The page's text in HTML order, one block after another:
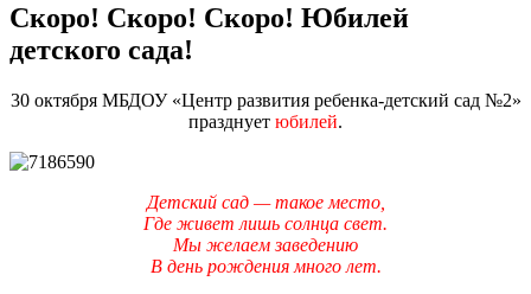
Скоро! Скоро! Скоро! Юбилей
детского сада!
30 октября МБДОУ «Центр развития ребенка-детский сад №2»
празднует юбилей.
Детский сад — такое место,
Где живет лишь солнца свет.
Мы желаем заведению
В день рождения много лет.